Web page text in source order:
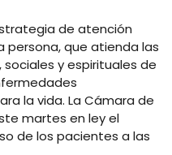
de atención
persona, que atienda las
y espirituales de
la vida. La Cámara de
martes en ley el
de los pacientes a las